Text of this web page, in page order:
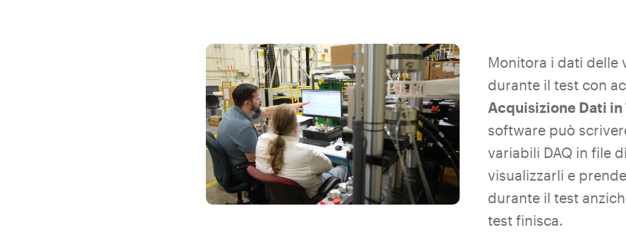
Monitora i dati delle
durante il test con
Acquisizione Dati in
software può
variabili DAQ in file
visualizzarli e
durante il test
test finisca.